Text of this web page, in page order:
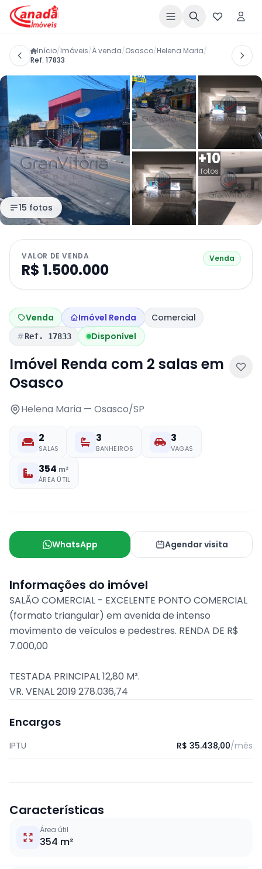
Início/Imóveis/À venda/Osasco/Helena Maria/
Ref. 17833
+10
fotos
15 fotos
VALOR DE VENDA
R$ 1.500.000
Venda
Venda Imóvel Renda Comercial
Ref. 17833 Disponível
Imóvel Renda com 2 salas em
Osasco
Helena Maria — Osasco/SP
2
SALAS
3
BANHEIROS
3
VAGAS
354 m²
ÁREA ÚTIL
WhatsApp Agendar visita
Informações do imóvel
SALÃO COMERCIAL - EXCELENTE PONTO COMERCIAL
(formato triangular) em avenida de intenso
movimento de veículos e pedestres. RENDA DE R$
7.000,00
TESTADA PRINCIPAL 12,80 M².
VR. VENAL 2019 278.036,74
Encargos
IPTU R$ 35.438,00/mês
Características
Área útil
354 m²